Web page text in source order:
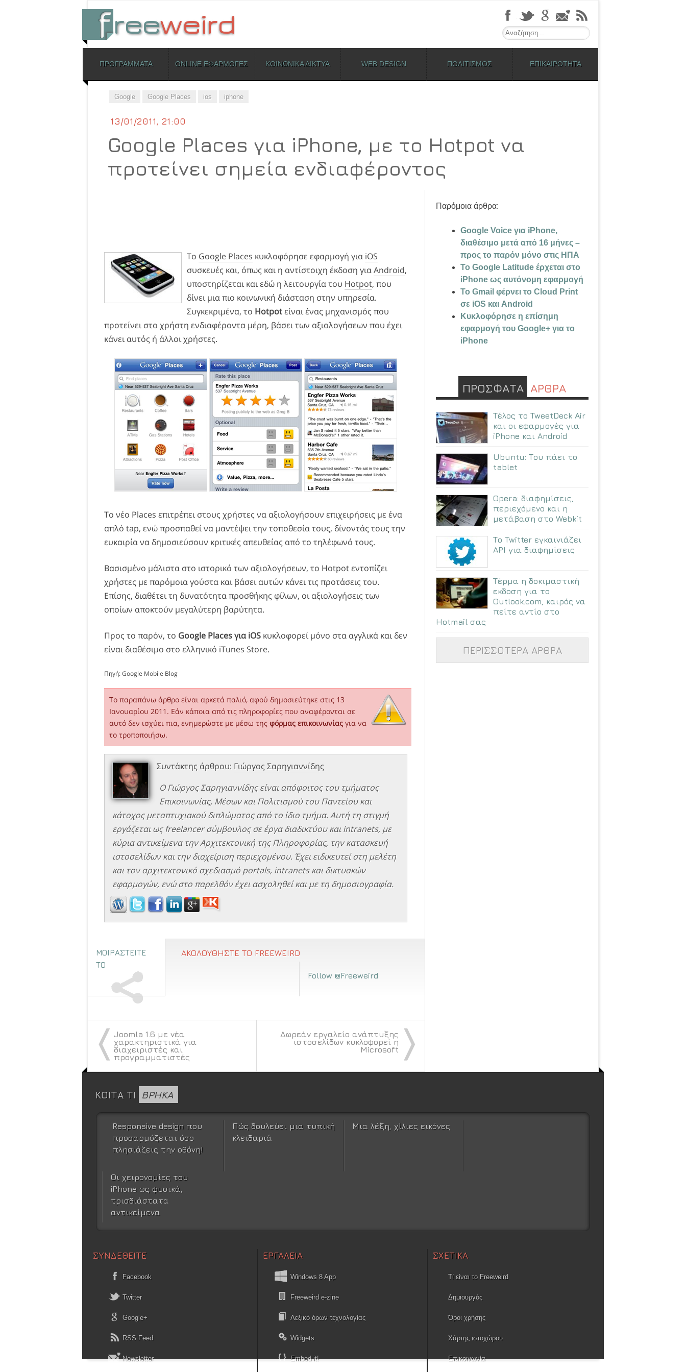
Search
Skip to content
ΠΡΟΓΡΑΜΜΑΤΑ ONLINE ΕΦΑΡΜΟΓΕΣ ΚΟΙΝΩΝΙΚΑ ΔΙΚΤΥΑ WEB DESIGN ΠΟΛΙΤΙΣΜΟΣ ΕΠΙΚΑΙΡΟΤΗΤΑ
Google Google Places ios iphone
13/01/2011, 21:00
Google Places για iPhone, με το Hotpot να
προτείνει σημεία ενδιαφέροντος
Το Google Places κυκλοφόρησε εφαρμογή για iOS
συσκευές και, όπως και η αντίστοιχη έκδοση γιαAndroid,
υποστηρίζεται και εδώ η λειτουργία του Hotpot, που
δίνει μια πιο κοινωνική διάσταση στην υπηρεσία.
Συγκεκριμένα, το Hotpotείναι ένας μηχανισμός που
προτείνει στο χρήστη ενδιαφέροντα μέρη, βάσει των αξιολογήσεων που έχει
κάνει αυτός ή άλλοι χρήστες.
Το νέο Places επιτρέπει στους χρήστες να αξιολογήσουν επιχειρήσεις με ένα
απλό tap, ενώ προσπαθεί να μαντέψει την τοποθεσία τους, δίνοντάς τους την
ευκαιρία να δημοσιεύσουν κριτικές απευθείας από το τηλέφωνό τους.
Βασισμένο μάλιστα στο ιστορικό των αξιολογήσεων, το Hotpot εντοπίζει
χρήστες με παρόμοια γούστα και βάσει αυτών κάνει τις προτάσεις του.
Επίσης, διαθέτει τη δυνατότητα προσθήκης φίλων, οι αξιολογήσεις των
οποίων αποκτούν μεγαλύτερη βαρύτητα.
Προς το παρόν, το Google Places για iOS κυκλοφορεί μόνο στα αγγλικά και δεν
είναι διαθέσιμο στο ελληνικό iTunes Store.
Πηγή:Google Mobile Blog
Το παραπάνω άρθρο είναι αρκετά παλιό, αφού δημοσιεύτηκε στις 13
Ιανουαρίου 2011. Εάν κάποια από τις πληροφορίες που αναφέρονται σε
αυτό δεν ισχύει πια, ενημερώστε με μέσω της φόρμας επικοινωνίας για να
το τροποποιήσω.
Συντάκτης άρθρου: Γιώργος Σαρηγιαννίδης
Ο Γιώργος Σαρηγιαννίδης είναι απόφοιτος του τμήματος
Επικοινωνίας, Μέσων και Πολιτισμού του Παντείου και
κάτοχος μεταπτυχιακού διπλώματος από το ίδιο τμήμα. Αυτή τη στιγμή
εργάζεται ως freelancer σύμβουλος σε έργα διαδικτύου και intranets, με
κύρια αντικείμενα την Αρχιτεκτονική της Πληροφορίας, την κατασκευή
ιστοσελίδων και την διαχείριση περιεχομένου. Έχει ειδικευτεί στη μελέτη
και τον αρχιτεκτονικό σχεδιασμό portals, intranets και δικτυακών
εφαρμογών, ενώ στο παρελθόν έχει ασχοληθεί και με τη δημοσιογραφία.
ΜΟΙΡΑΣΤΕΙΤΕ
ΤΟ
ΑΚΟΛΟΥΘΗΣΤΕ ΤΟ FREEWEIRD
Follow @Freeweird
〈 Joomla 1.6 με νέα
χαρακτηριστικά για
διαχειριστές και
προγραμματιστές
〉
Δωρεάν εργαλείο ανάπτυξης
ιστοσελίδων κυκλοφορεί η
Microsoft
Παρόμοια άρθρα:
Google Voice για iPhone,
διαθέσιμο μετά από 16 μήνες –
προς το παρόν μόνο στις ΗΠΑ
Το Google Latitude έρχεται στο
iPhone ως αυτόνομη εφαρμογή
Το Gmail φέρνει το Cloud Print
σε iOS και Android
Κυκλοφόρησε η επίσημη
εφαρμογή του Google+ για το
iPhone
ΠΡΟΣΦΑΤΑ ΑΡΘΡΑ
Τέλος το TweetDeck Air
και οι εφαρμογές για
iPhone και Android
Ubuntu: Tου πάει το
tablet
Opera: διαφημίσεις,
περιεχόμενο και η
μετάβαση στο Webkit
Το Twitter εγκαινιάζει
API για διαφημίσεις
Τέρμα η δοκιμαστική
εκδοση για το
Outlook.com, καιρός να
πείτε αντίο στο
Hotmail σας
ΠΕΡΙΣΣΟΤΕΡΑ ΑΡΘΡΑ
ΚΟΙΤΑ ΤΙ ΒΡΗΚΑ
Responsive design που
προσαρμόζεται όσο
πλησιάζεις την οθόνη!
Πώς δουλεύει μια τυπική
κλειδαριά
Μια λέξη, χίλιες εικόνες
Οι χειρονομίες του
iPhone ως φυσικά,
τρισδιάστατα
αντικείμενα
ΣΥΝΔΕΘΕΙΤΕ
Facebook
Twitter
Google+
RSS Feed
Newsletter
ΕΡΓΑΛΕΙΑ
Windows 8 App
Freeweird e-zine
Λεξικό όρων τεχνολογίας
Widgets
Embed it!
ΣΧΕΤΙΚΑ
Τί είναι το Freeweird
Δημιουργός
Όροι χρήσης
Χάρτης ιστοχώρου
Επικοινωνία